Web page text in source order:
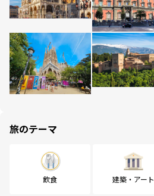
旅のテーマ
飲食 建築・アート